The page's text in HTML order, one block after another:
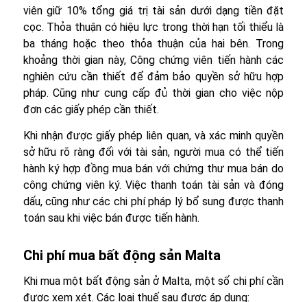
viên giữ 10% tổng giá trị tài sản dưới dạng tiền đặt
cọc. Thỏa thuận có hiệu lực trong thời hạn tối thiểu là
ba tháng hoặc theo thỏa thuận của hai bên. Trong
khoảng thời gian này, Công chứng viên tiến hành các
nghiên cứu cần thiết để đảm bảo quyền sở hữu hợp
pháp. Cũng như cung cấp đủ thời gian cho việc nộp
đơn các giấy phép cần thiết.
Khi nhận được giấy phép liên quan, và xác minh quyền
sở hữu rõ ràng đối với tài sản, người mua có thể tiến
hành ký hợp đồng mua bán với chứng thư mua bán do
công chứng viên ký. Việc thanh toán tài sản và đóng
dấu, cũng như các chi phí pháp lý bổ sung được thanh
toán sau khi việc bán được tiến hành.
Chi phí mua bất động sản Malta
Khi mua một bất động sản ở Malta, một số chi phí cần
được xem xét. Các loại thuế sau được áp dụng: